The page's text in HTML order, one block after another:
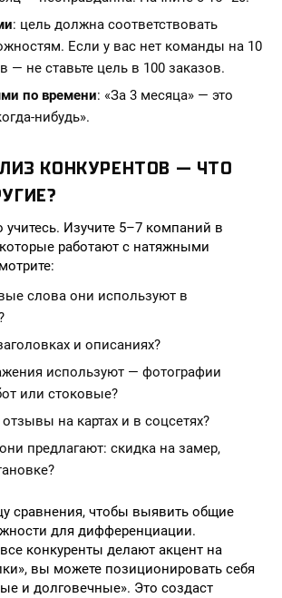
: цель должна соответствовать
Если у вас нет команды на 10
— не ставьте цель в 100 заказов.
по времени: «За 3 месяца» — это
нибудь».
КОНКУРЕНТОВ — ЧТО
учитесь. Изучите 5–7 компаний в
работают с натяжными
слова они используют в
и описаниях?
используют — фотографии
или стоковые?
на картах и в соцсетях?
предлагают: скидка на замер,
сравнения, чтобы выявить общие
для дифференциации.
конкуренты делают акцент на
вы можете позиционировать себя
и долговечные». Это создаст